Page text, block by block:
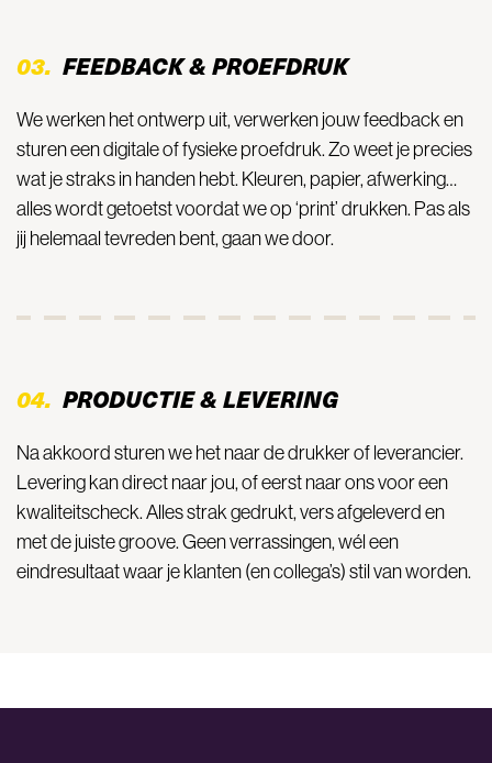
03. FEEDBACK & PROEFDRUK
We werken het ontwerp uit, verwerken jouw feedback en
sturen een digitale of fysieke proefdruk. Zo weet je precies
wat je straks in handen hebt. Kleuren, papier, afwerking…
alles wordt getoetst voordat we op ‘print’ drukken. Pas als
jij helemaal tevreden bent, gaan we door.
04. PRODUCTIE & LEVERING
Na akkoord sturen we het naar de drukker of leverancier.
Levering kan direct naar jou, of eerst naar ons voor een
kwaliteitscheck. Alles strak gedrukt, vers afgeleverd en
met de juiste groove. Geen verrassingen, wél een
eindresultaat waar je klanten (en collega’s) stil van worden.